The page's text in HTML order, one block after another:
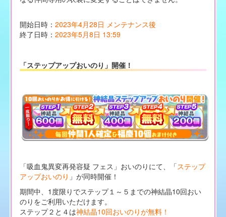
開始日時： 2023年4月28日 メンテナンス後
終了日時： 2023年5月8日 13:59
「ステップアップおいのり」開催！
「吸血鬼異変再発容疑 フェス」おいのりにて、「ステップ
アップおいのり 」が同時開催！
期間中、1度限りでステップ１～５までの神結晶10回おい
のりをご利用いただけます。
ステップ２と４は神結晶10回おいのりが無料！